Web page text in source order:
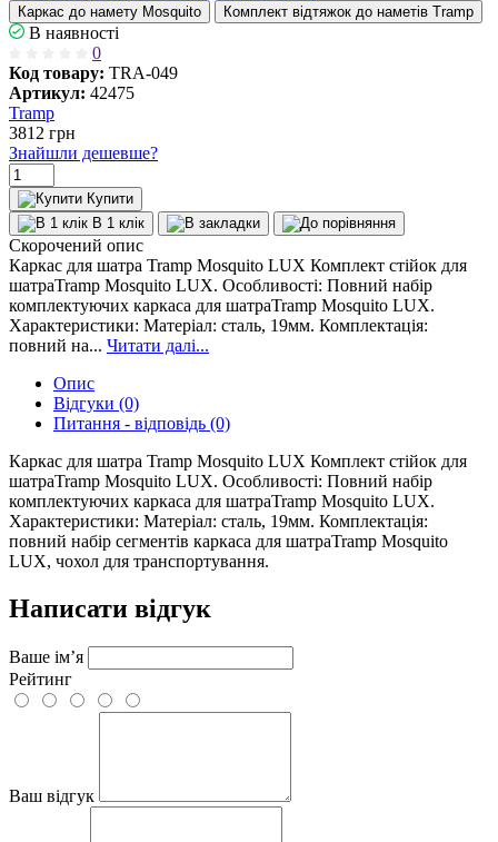
Каркас до намету Mosquito Комплект відтяжок до наметів Tramp
В наявності
0
Код товару: TRA-049
Артикул: 42475
Tramp
3812 грн
Знайшли дешевше?
Купити
В 1 клік
Скорочений опис
Каркас для шатра Tramp Mosquito LUX Комплект стійок для
шатраTramp Mosquito LUX. Особливості: Повний набір
комплектуючих каркаса для шатраTramp Mosquito LUX.
Характеристики: Матеріал: сталь, 19мм. Комплектація:
повний на... Читати далі...
Опис
Відгуки (0)
Питання - відповідь (0)
Каркас для шатра Tramp Mosquito LUX Комплект стійок для
шатраTramp Mosquito LUX. Особливості: Повний набір
комплектуючих каркаса для шатраTramp Mosquito LUX.
Характеристики: Матеріал: сталь, 19мм. Комплектація:
повний набір сегментів каркаса для шатраTramp Mosquito
LUX, чохол для транспортування.
Написати відгук
Ваше ім’я
Рейтинг
Ваш відгук